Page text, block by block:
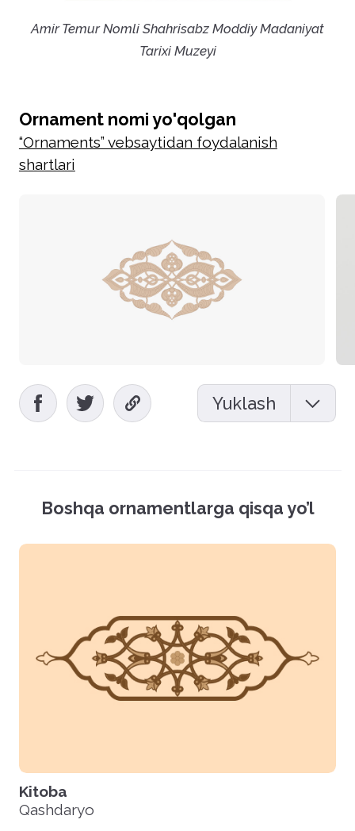
Аmir Temur Nomli Shahrisabz Moddiy Madaniyat
Tarixi Muzeyi
Ornament nomi yo'qolgan
“Ornaments” vebsaytidan foydalanish
shartlari
Yuklash
Rasmlar (PNG)
Boshqa ornamentlarga qisqa yo’l
Kitoba
Qashdaryo